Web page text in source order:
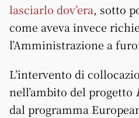
lasciarlo dov’era, sotto
come aveva invece
l’Amministrazione a
L’intervento di
nell’ambito del progetto
dal programma